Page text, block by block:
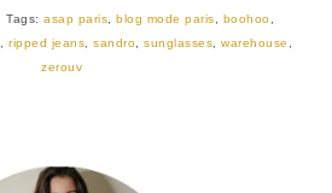
Tags: asap paris, blog mode paris, boohoo,
,ripped jeans,sandro,sunglasses,warehouse ,
zerouv